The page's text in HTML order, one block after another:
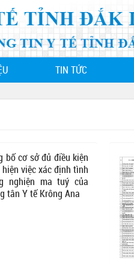
TIN TỨC
bố cơ sở đủ điều kiện
việc xác định tình
nghiện ma tuý của
tân Y tế Krông Ana